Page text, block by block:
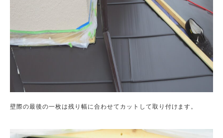
壁際の最後の一枚は残り幅に合わせてカットして取り付けます。